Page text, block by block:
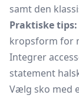
samt den
Praktiske tips:
kropsform for
Integrer
statement
Vælg sko med